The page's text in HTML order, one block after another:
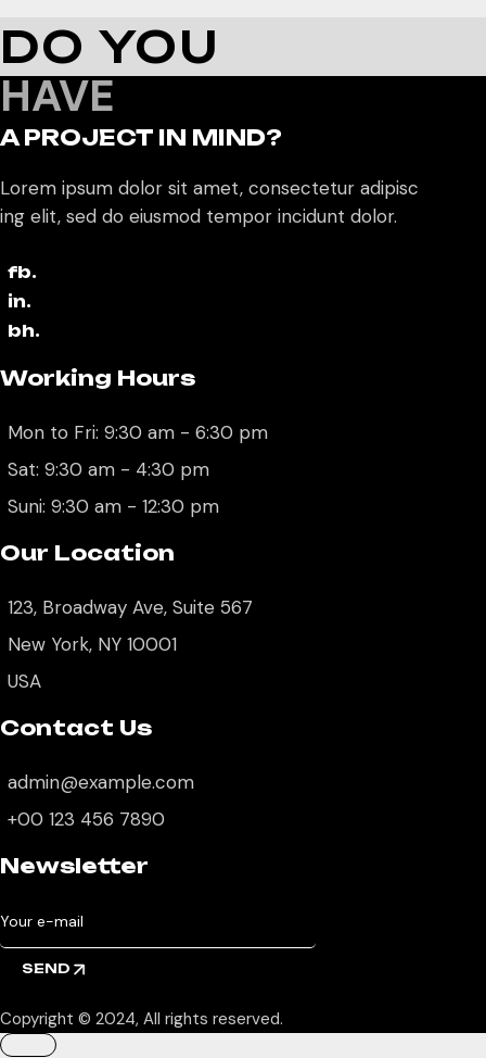
DO YOU
HAVE
A PROJECT IN MIND?
Lorem ipsum dolor sit amet, consectetur adipisc
ing elit, sed do eiusmod tempor incidunt dolor.
fb.
in.
bh.
Working Hours
Mon to Fri: 9:30 am - 6:30 pm
Sat: 9:30 am - 4:30 pm
Suni: 9:30 am - 12:30 pm
Our Location
123, Broadway Ave, Suite 567
New York, NY 10001
USA
Contact Us
admin@example.com
+00 123 456 7890
Newsletter
SEND
Copyright © 2024, All rights reserved.